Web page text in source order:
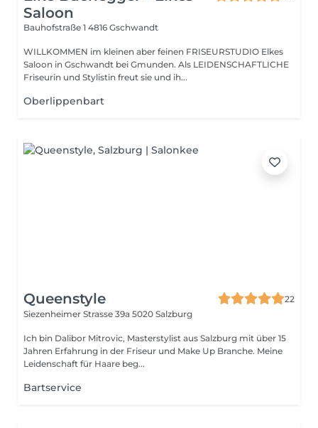
Saloon
Bauhofstraße 1 4816 Gschwandt
WILLKOMMEN im kleinen aber feinen FRISEURSTUDIO Elkes
Saloon in Gschwandt bei Gmunden. Als LEIDENSCHAFTLICHE
Friseurin und Stylistin freut sie und ih...
Oberlippenbart
Queenstyle
22
Siezenheimer Strasse 39a 5020 Salzburg
Ich bin Dalibor Mitrovic, Masterstylist aus Salzburg mit über 15
Jahren Erfahrung in der Friseur und Make Up Branche. Meine
Leidenschaft für Haare beg...
Bartservice